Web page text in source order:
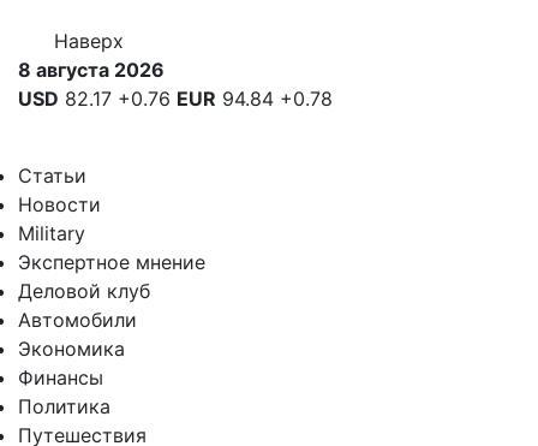
Наверх
8 августа 2026
USD 82.17 +0.76 EUR 94.84 +0.78
Статьи
Новости
Military
Экспертное мнение
Деловой клуб
Автомобили
Экономика
Финансы
Политика
Путешествия